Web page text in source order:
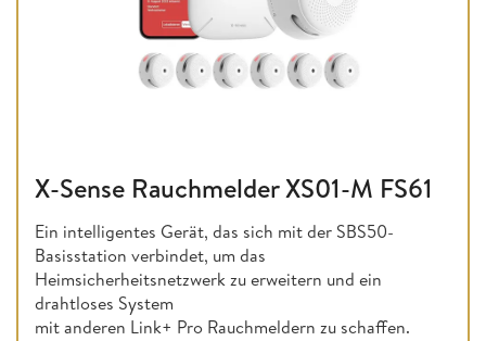
X-Sense Rauchmelder XS01-M FS61
Ein intelligentes Gerät, das sich mit der SBS50-
Basisstation verbindet, um das
Heimsicherheitsnetzwerk zu erweitern und ein
drahtloses System
mit anderen Link+ Pro Rauchmeldern zu schaffen.